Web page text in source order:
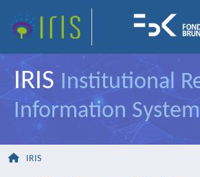
IRIS Institutional
Information System
IRIS